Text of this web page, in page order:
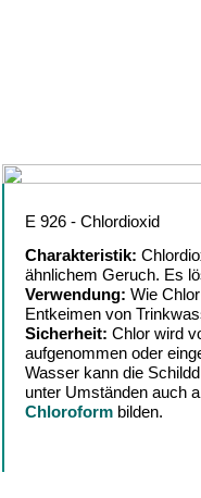
E 926 - Chlordioxid
Charakteristik:
ähnlichem Geruch. Es
Verwendung: Wie
Entkeimen von
Sicherheit: Chlor wird
aufgenommen oder
Wasser kann die
unter Umständen auch
Chloroform bilden.